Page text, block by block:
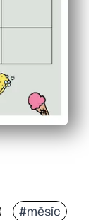
#měsíc